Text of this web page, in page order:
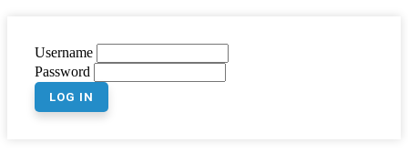
Username
Password